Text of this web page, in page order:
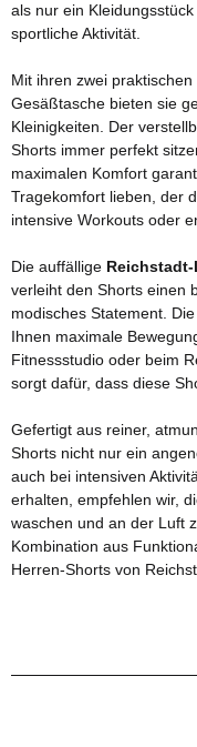
als nur ein
sportliche Aktivität.
Mit ihren zwei
Gesäßtasche bieten sie
Kleinigkeiten. Der
Shorts immer perfekt
maximalen Komfort
Tragekomfort lieben, der
intensive Workouts oder
Die auffällige
verleiht den Shorts einen
modisches Statement.
Ihnen maximale
Fitnessstudio oder beim
sorgt dafür, dass diese
Gefertigt aus reiner,
Shorts nicht nur ein
auch bei intensiven
erhalten, empfehlen wir,
waschen und an der Luft
Kombination aus
Herren-Shorts von